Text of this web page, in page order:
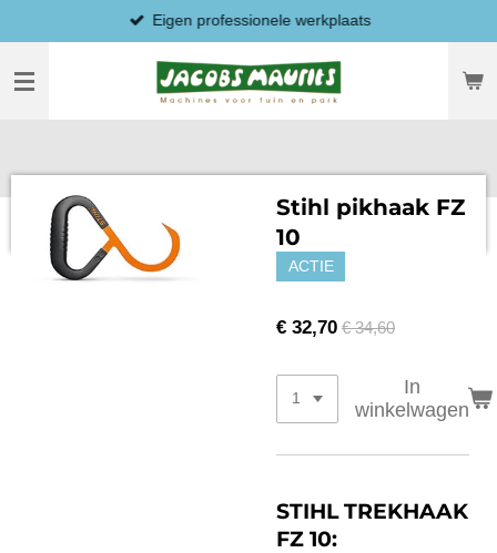
direct
naar
hoofdinhoud
Eigen professionele werkplaats
Stihl pikhaak FZ
10
ACTIE
€ 32,70 € 34,60
In
winkelwagen
STIHL TREKHAAK
FZ 10: